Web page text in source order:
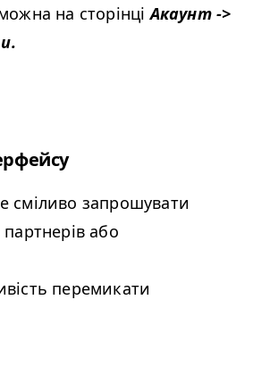
на сторінціАкаунт ->
сміливо запрошувати
або
перемикати